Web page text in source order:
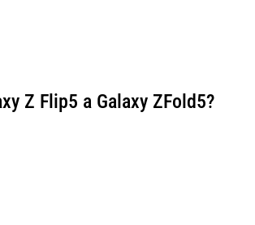
Z Flip5 a Galaxy ZFold5?